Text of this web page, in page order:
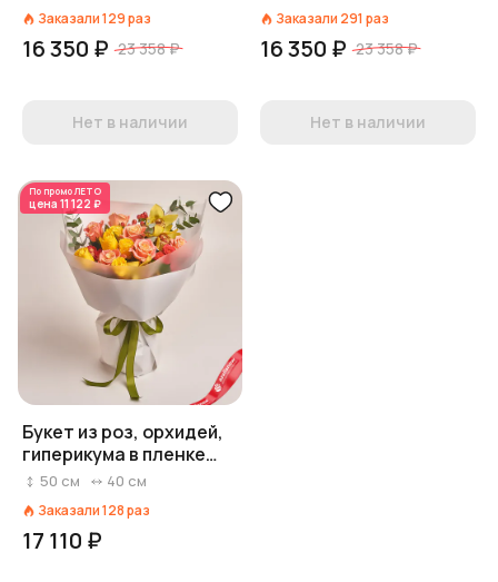
Заказали129раз
16 350 ₽ 23 358 ₽
Нет в наличии
Заказали 291 раз
16 350 ₽ 23 358 ₽
Нет в наличии
По промоЛЕТО
цена 11 122 ₽
Букет из роз, орхидей,
гиперикума в пленке
«Хороший месяц»
50 см 40 см
Заказали128раз
17 110 ₽